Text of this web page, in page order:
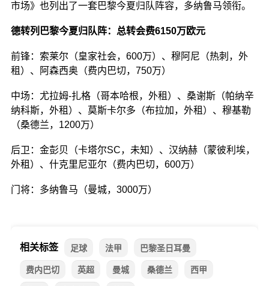
市场》也列出了一套巴黎今夏归队阵容，多纳鲁马领衔。
德转列巴黎今夏归队阵：总转会费6150万欧元
前锋：索莱尔（皇家社会，600万）、穆阿尼（热刺，外
租）、阿森西奥（费内巴切，750万）
中场：尤拉姆-扎格（哥本哈根，外租）、桑谢斯（帕纳辛
纳科斯，外租）、莫斯卡尔多（布拉加，外租）、穆基勒
（桑德兰，1200万）
后卫：金彭贝（卡塔尔SC，未知）、汉纳赫（蒙彼利埃，
外租）、什克里尼亚尔（费内巴切，600万）
门将：多纳鲁马（曼城，3000万）
相关标签 足球 法甲 巴黎圣日耳曼
费内巴切 英超 曼城 桑德兰 西甲